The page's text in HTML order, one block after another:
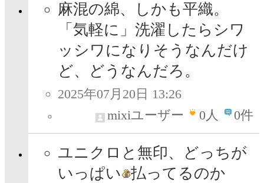
麻混の綿、しかも平織。
「気軽に」洗濯したらシワ
ッシワになりそうなんだけ
ど、どうなんだろ。
2025年07月20日 13:26
mixiユーザー
0人 0件
ユニクロと無印、どっちが
いっぱい
払ってるのか